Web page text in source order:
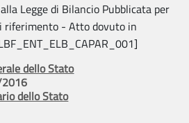
Legge di Bilancio Pubblicata per
riferimento - Atto dovuto in
dello Stato
dello Stato